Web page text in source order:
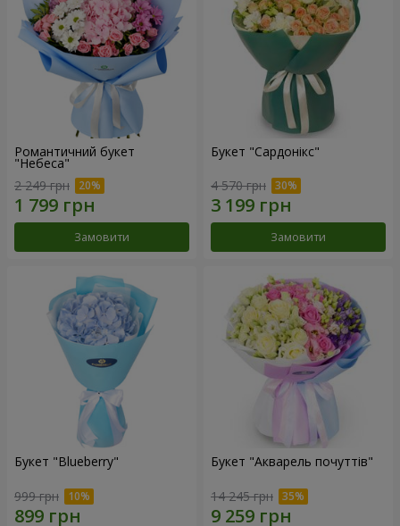
Романтичний букет
"Небеса"
2 249 грн
Замовити
Букет "Сардонікс"
4 570 грн
Замовити
Букет "Blueberry"
999 грн
Букет "Акварель почуттів"
14 245 грн